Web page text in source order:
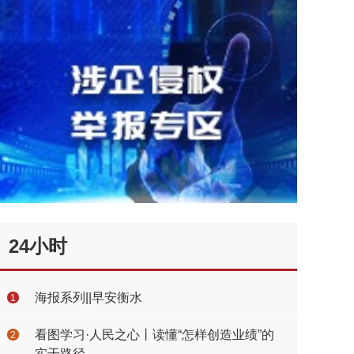
24小时
1 海报系列||早安衡水
2
看图学习·人民之心丨读懂“怎样创造业绩”的